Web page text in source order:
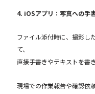
4. iOSアプリ：写真への手
ファイル添付時に、撮影し
て、
直接手書きやテキストを書
現場での作業報告や確認依頼